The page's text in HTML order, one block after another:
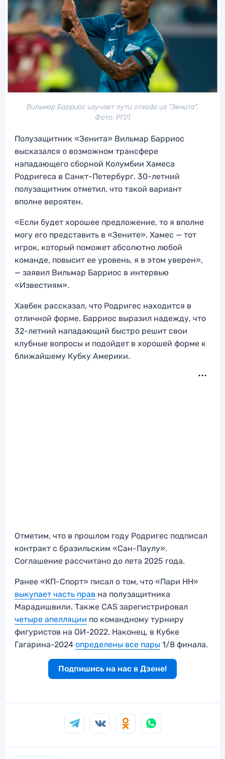
Вильмар Барриос изучает пути отхода из "Зенита".
Фото: РПЛ
Полузащитник «Зенита» Вильмар Барриос
высказался о возможном трансфере
нападающего сборной Колумбии Хамеса
Родригеса в Санкт-Петербург. 30-летний
полузащитник отметил, что такой вариант
вполне вероятен.
«Если будет хорошее предложение, то я вполне
могу его представить в «Зените». Хамес — тот
игрок, который поможет абсолютно любой
команде, повысит ее уровень, я в этом уверен»,
— заявил Вильмар Барриос в интервью
«Известиям».
Хавбек рассказал, что Родригес находится в
отличной форме. Барриос выразил надежду, что
32-летний нападающий быстро решит свои
клубные вопросы и подойдет в хорошей форме к
ближайшему Кубку Америки.
Отметим, что в прошлом году Родригес подписал
контракт с бразильским «Сан-Паулу».
Соглашение рассчитано до лета 2025 года.
Ранее «КП-Спорт» писал о том, что «Пари НН»
выкупает часть прав на полузащитника
Марадишвили. Также CAS зарегистрировал
четыре апелляции по командному турниру
фигуристов на ОИ-2022. Наконец, в Кубке
Гагарина-2024 определены все пары 1/8 финала.
Подпишись на нас в Дзене!